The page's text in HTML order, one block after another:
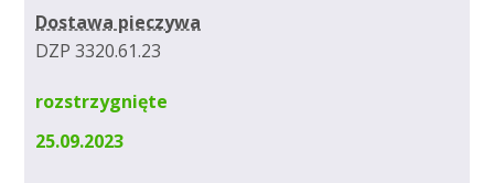
Dostawa pieczywa
DZP 3320.61.23
rozstrzygnięte
25.09.2023